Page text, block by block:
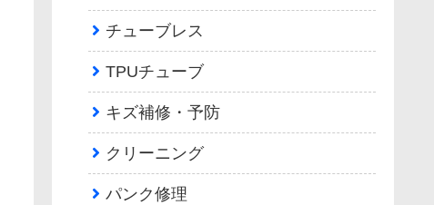
チューブレス
TPUチューブ
キズ補修・予防
クリーニング
パンク修理